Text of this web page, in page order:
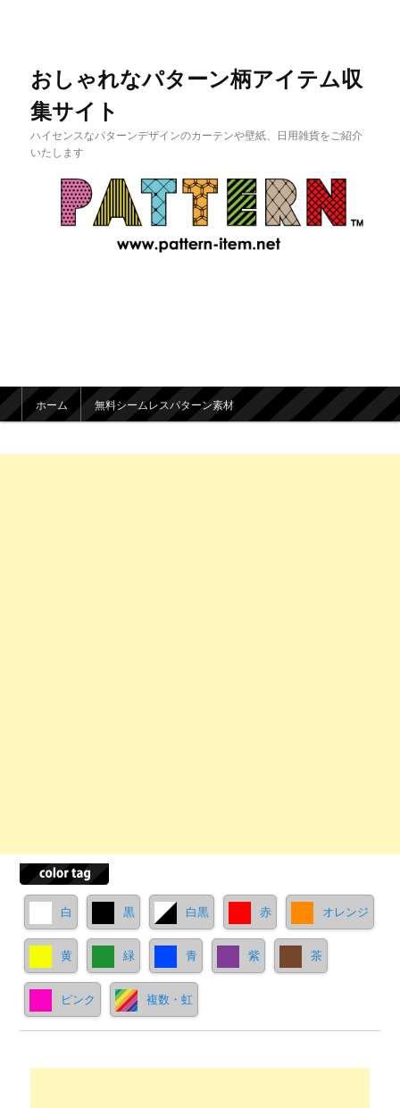
おしゃれなパターン柄アイテム収
集サイト
ハイセンスなパターンデザインのカーテンや壁紙、日用雑貨をご紹介
いたします
メインメニュー
メインコンテンツへ移動
サブコンテンツへ移動
ホーム 無料シームレスパターン素材
白 黒 白黒 赤 オレンジ
黄 緑 青 紫 茶
ピンク 複数・虹